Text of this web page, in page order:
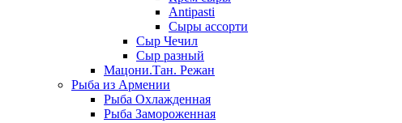
Antipasti
Сыры ассорти
Сыр Чечил
Сыр разный
Мацони.Тан. Режан
Рыба из Армении
Рыба Охлажденная
Рыба Замороженная